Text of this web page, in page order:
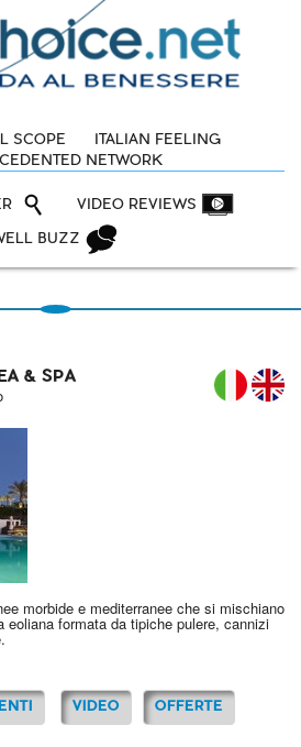
SCOPE
ITALIAN FEELING
NETWORK
VIDEO REVIEWS
BUZZ
IT
& SPA
morbide e mediterranee che si mischiano
eoliana formata da tipiche pulere, cannizi
VIDEO OFFERTE